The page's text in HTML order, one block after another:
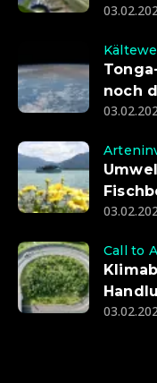
noch
Call to